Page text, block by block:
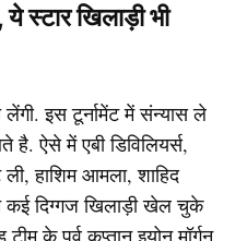
स्टार खिलाड़ी भी
इस टूर्नामेंट में संन्यास ले
ऐसे में एबी डिविलियर्स,
हाशिम आमला, शाहिद
कई दिग्गज खिलाड़ी खेल चुके